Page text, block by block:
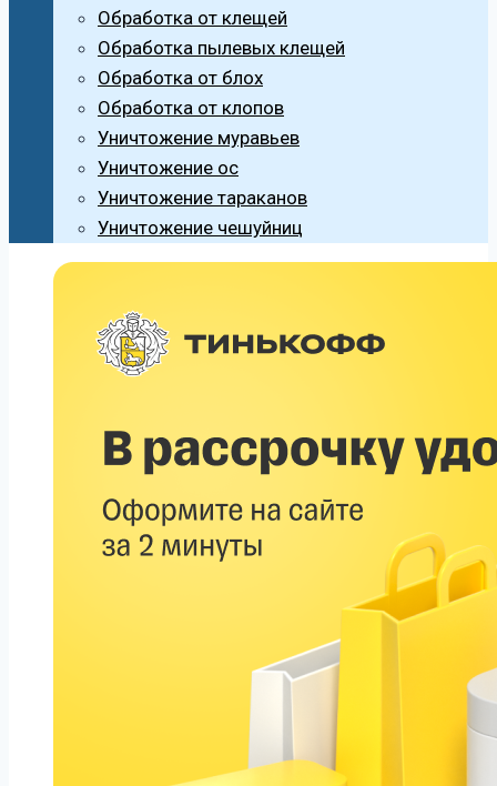
Обработка от клещей
Обработка пылевых клещей
Обработка от блох
Обработка от клопов
Уничтожение муравьев
Уничтожение ос
Уничтожение тараканов
Уничтожение чешуйниц